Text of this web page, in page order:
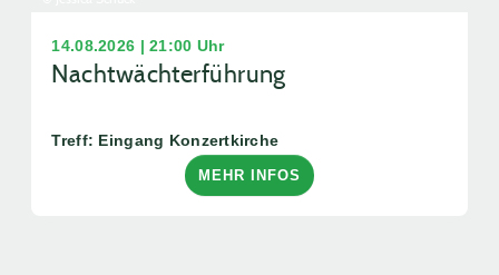
14.08.2026 | 21:00 Uhr
Nachtwächterführung
Treff: Eingang Konzertkirche
MEHR INFOS